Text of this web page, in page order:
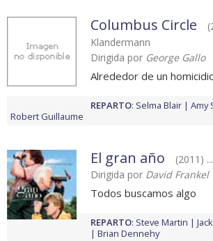
Columbus Circle
Klandermann
Dirigida por George Gallo
Alrededor de un
REPARTO: Selma Blair Amy
Robert Guillaume
El gran año
(2011)
Dirigida por David Frankel
Todos buscamos algo
REPARTO: Steve Martin
Brian Dennehy